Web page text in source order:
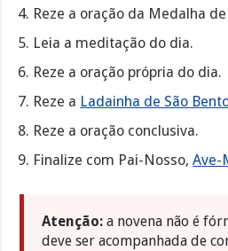
Reze a oração da Medalha
Leia a meditação do dia.
Reze a oração própria do dia.
Reze a Ladainha de São
Reze a oração conclusiva.
Finalize com Pai-Nosso,Ave-
Atenção: a novena não é
deve ser acompanhada de